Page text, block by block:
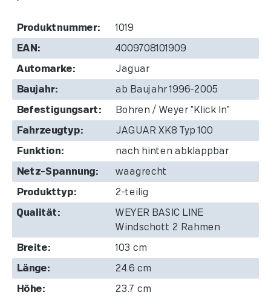
Produktnummer: 1019
EAN: 4009708101909
Automarke: Jaguar
Baujahr: ab Baujahr 1996-2005
Befestigungsart: Bohren / Weyer "Klick In"
Fahrzeugtyp: JAGUAR XK8 Typ 100
Funktion: nach hinten abklappbar
Netz-Spannung: waagrecht
Produkttyp: 2-teilig
Qualität:
WEYER BASIC LINE
Windschott 2 Rahmen
Breite: 103 cm
Länge: 24.6 cm
Höhe: 23.7 cm